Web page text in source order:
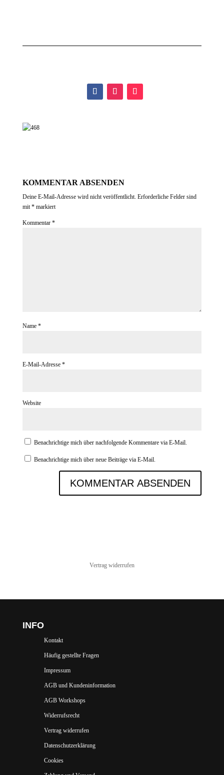
KOMMENTAR ABSENDEN
Deine E-Mail-Adresse wird nicht veröffentlicht. Erforderliche Felder sind
mit*markiert
Kommentar *
Name *
E-Mail-Adresse *
Website
Benachrichtige mich über nachfolgende Kommentare via E-Mail.
Benachrichtige mich über neue Beiträge via E-Mail.
Vertrag widerrufen
INFO
Kontakt
Häufig gestellte Fragen
Impressum
AGB und Kundeninformation
AGB Workshops
Widerrufsrecht
Vertrag widerrufen
Datenschutzerklärung
Cookies